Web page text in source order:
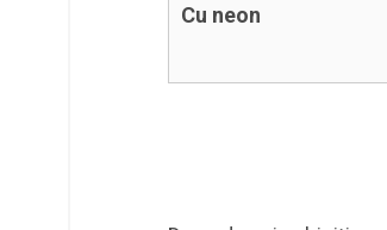
Cu neon